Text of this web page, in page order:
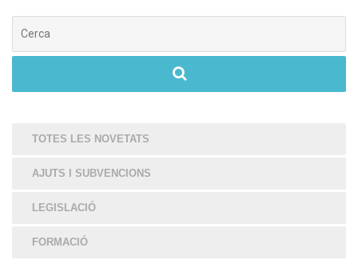
TOTES LES NOVETATS
AJUTS I SUBVENCIONS
LEGISLACIÓ
FORMACIÓ